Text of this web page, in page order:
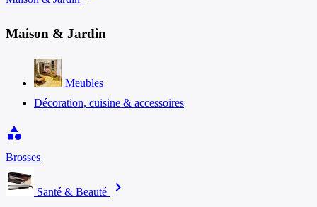
Maison & Jardin
Meubles
Décoration, cuisine & accessoires
category
Brosses
Santé & Beauté chevron_right